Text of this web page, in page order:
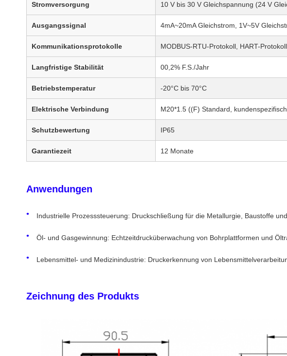
Stromversorgung 10 V bis 30 V Gleichspannung (24 V
Ausgangssignal 4mA~20mA Gleichstrom, 1V~5V
Kommunikationsprotokolle MODBUS-RTU-Protokoll, HART-Protokoll
Langfristige Stabilität 00,2% F.S./Jahr
Betriebstemperatur -20°C bis 70°C
Elektrische Verbindung M20*1.5 ((F) Standard,
Schutzbewertung IP65
Garantiezeit 12 Monate
Anwendungen
Industrielle Prozesssteuerung: Druckschließung für die Metallurgie, Baustoffe
Öl- und Gasgewinnung: Echtzeitdrucküberwachung von Bohrplattformen und
Lebensmittel- und Medizinindustrie: Druckerkennung von
Zeichnung des Produkts